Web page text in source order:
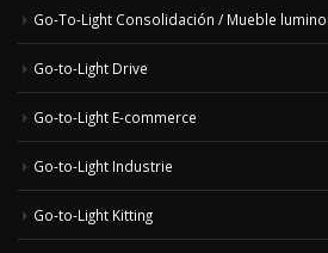
Go-To-Light Consolidación / Mueble
Go-to-Light Drive
Go-to-Light E-commerce
Go-to-Light Industrie
Go-to-Light Kitting